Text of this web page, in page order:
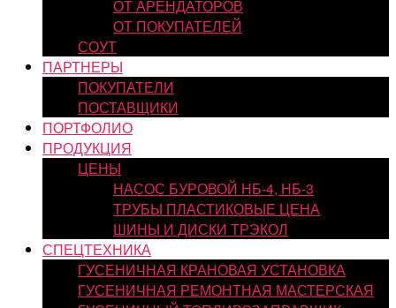
ОТ АРЕНДАТОРОВ
ОТ ПОКУПАТЕЛЕЙ
СОУТ
ПАРТНЕРЫ
ПОКУПАТЕЛИ
ПОСТАВЩИКИ
ПОРТФОЛИО
ПРОДУКЦИЯ
ЦЕНЫ
НАСОС БУРОВОЙ НБ-4, НБ-3
ТРУБЫ ПЛАСТИКОВЫЕ ЦЕНА
ШИНЫ И ДИСКИ ТРЭКОЛ
СПЕЦТЕХНИКА
ГУСЕНИЧНАЯ КРАНОВАЯ УСТАНОВКА
ГУСЕНИЧНАЯ РЕМОНТНАЯ МАСТЕРСКАЯ